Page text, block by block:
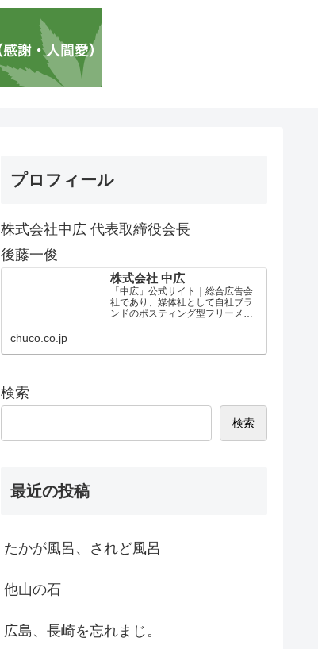
プロフィール
株式会社中広 代表取締役会長
後藤一俊
株式会社 中広
「中広」公式サイト｜総合広告会
社であり、媒体社として自社ブラ
ンドのポスティング型フリーメデ
chuco.co.jp
検索
検索
最近の投稿
たかが風呂、されど風呂
他山の石
広島、長崎を忘れまじ。